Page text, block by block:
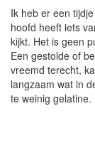
Ik heb er een
hoofd heeft iets
kijkt. Het is geen
Een gestolde of
vreemd terecht,
langzaam wat in
te weinig gelatine.